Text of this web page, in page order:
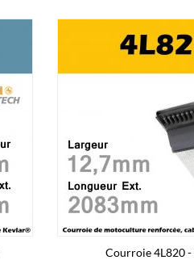
Courroie 4L820 -